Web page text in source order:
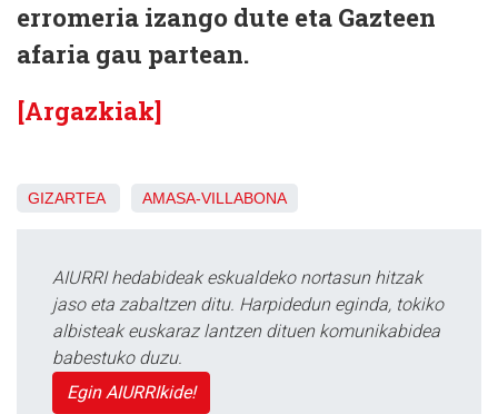
erromeria izango dute eta Gazteen
afaria gau partean.
[Argazkiak]
GIZARTEA AMASA-VILLABONA
AIURRI hedabideak eskualdeko nortasun hitzak
jaso eta zabaltzen ditu. Harpidedun eginda, tokiko
albisteak euskaraz lantzen dituen komunikabidea
babestuko duzu.
Egin AIURRIkide!